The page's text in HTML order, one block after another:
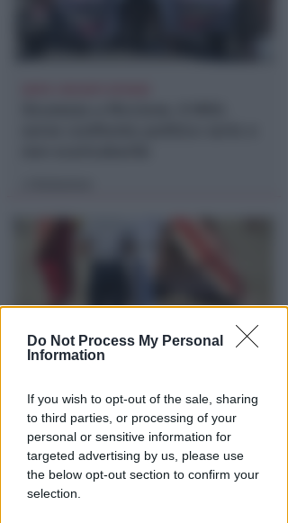
Do Not Process My Personal
Information
If you wish to opt-out of the sale, sharing
to third parties, or processing of your
personal or sensitive information for
targeted advertising by us, please use
the below opt-out section to confirm your
selection.
DRAMMA IN MARE
Stroncato in acqua da un
malore, turista 65enne perde la
vita a Riccione
Lamberto Abbati